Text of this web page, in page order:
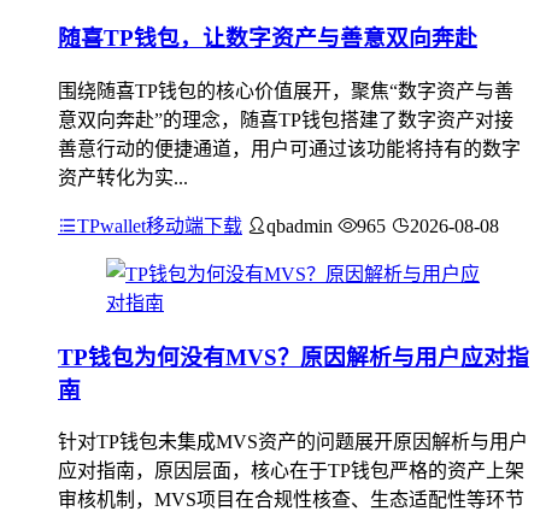
随喜TP钱包，让数字资产与善意双向奔赴
围绕随喜TP钱包的核心价值展开，聚焦“数字资产与善
意双向奔赴”的理念，随喜TP钱包搭建了数字资产对接
善意行动的便捷通道，用户可通过该功能将持有的数字
资产转化为实...
TPwallet移动端下载 qbadmin 965 2026-08-08
TP钱包为何没有MVS？原因解析与用户应对指
南
针对TP钱包未集成MVS资产的问题展开原因解析与用户
应对指南，原因层面，核心在于TP钱包严格的资产上架
审核机制，MVS项目在合规性核查、生态适配性等环节